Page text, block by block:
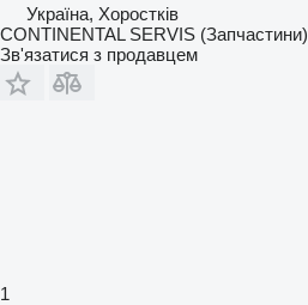
Україна, Хоростків
CONTINENTAL SERVIS (Запчастини)
Зв'язатися з продавцем
1